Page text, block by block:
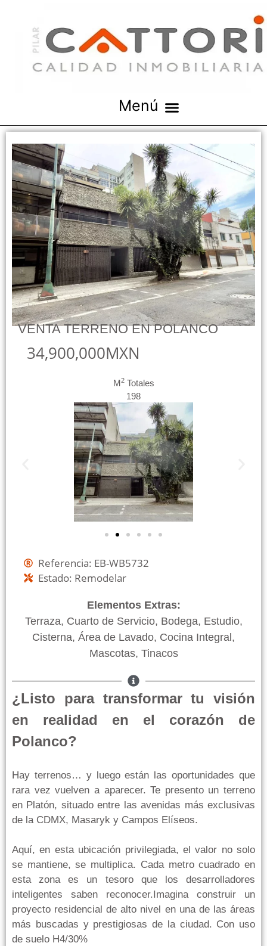
VENTA TERRENO EN POLANCO
34,900,000MXN
M2Totales
198
Referencia: EB-WB5732
Estado: Remodelar
Elementos Extras:
Terraza, Cuarto de Servicio, Bodega, Estudio,
Cisterna, Área de Lavado, Cocina Integral,
Mascotas, Tinacos
¿Listo para transformar tu visión
en realidad en el corazón de
Polanco?
Hay terrenos… y luego están las oportunidades que
rara vez vuelven a aparecer. Te presento un terreno
en Platón, situado entre las avenidas más exclusivas
de la CDMX, Masaryk y Campos Elíseos.
Aquí, en esta ubicación privilegiada, el valor no solo
se mantiene, se multiplica. Cada metro cuadrado en
esta zona es un tesoro que los desarrolladores
inteligentes saben reconocer.Imagina construir un
proyecto residencial de alto nivel en una de las áreas
más buscadas y prestigiosas de la ciudad. Con uso
de suelo H4/30%